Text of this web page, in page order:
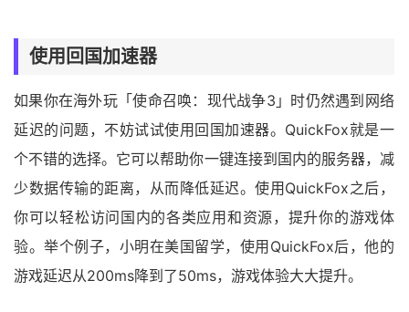
使用回国加速器
如果你在海外玩「使命召唤：现代战争3」时仍然遇到网络
延迟的问题，不妨试试使用回国加速器。QuickFox就是一
个不错的选择。它可以帮助你一键连接到国内的服务器，减
少数据传输的距离，从而降低延迟。使用QuickFox之后，
你可以轻松访问国内的各类应用和资源，提升你的游戏体
验。举个例子，小明在美国留学，使用QuickFox后，他的
游戏延迟从200ms降到了50ms，游戏体验大大提升。